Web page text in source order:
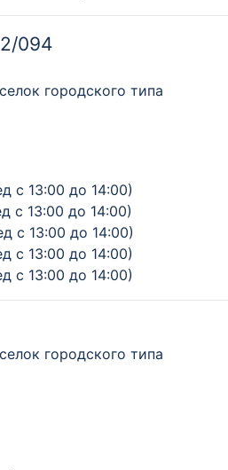
094
городского типа
с 13:00 до 14:00)
с 13:00 до 14:00)
с 13:00 до 14:00)
с 13:00 до 14:00)
с 13:00 до 14:00)
городского типа